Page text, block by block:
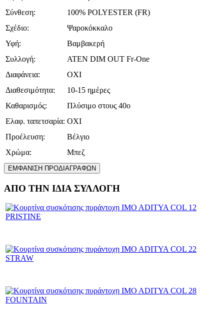
Σύνθεση:
100% POLYESTER (FR)
Σχέδιο:
Ψαροκόκκαλο
Υφή:
Βαμβακερή
Συλλογή:
ATEN DIM OUT Fr-One
Διαφάνεια:
ΟΧΙ
Διαθεσιμότητα:
10-15 ημέρες
Καθαρισμός:
Πλύσιμο στους 40ο
Ελαφ. ταπετσαρία: ΟΧΙ
Προέλευση:
Βέλγιο
Χρώμα:
Μπεζ
ΕΜΦΑΝΙΣΗ ΠΡΟΔΙΑΓΡΑΦΩΝ
ΑΠΟ ΤΗΝ ΙΔΙΑ ΣΥΛΛΟΓΗ